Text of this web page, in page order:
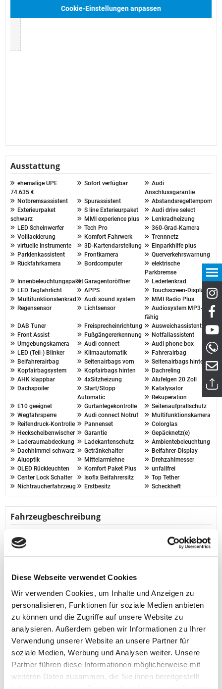
Diese Webseite verwendet Cookies
Wir verwenden Cookies, um Inhalte und Anzeigen zu
personalisieren, Funktionen für soziale Medien anbieten
zu können und die Zugriffe auf unsere Website zu
analysieren. Außerdem geben wir Informationen zu Ihrer
Verwendung unserer Website an unsere Partner für
soziale Medien, Werbung und Analysen weiter. Unsere
Partner führen diese Informationen möglicherweise mit
weiteren Daten zusammen, die Sie ihnen bereitgestellt
Cookie-Einstellungen anpassen
Ausstattung
ehemalige UPE
74.635 €
Sofort verfügbar
Audi
Anschlussgarantie
Notbremsassistent
Spurassistent
Abstandsregeltempomat
Exterieurpaket
schwarz
S line Exterieurpaket
Audi drive select
MMI experience plus
Lenkradheizung
LED Scheinwerfer
Tech Pro
360-Grad-Kamera
Volllackierung
Komfort Fahrwerk
Trennnetz
virtuelle Instrumente
3D-Kartendarstellung
Einparkhilfe plus
Parklenkassistent
Frontkamera
Querverkehrswarnung
Rückfahrkamera
Bordcomputer
elektrische
Parkbremse
InnenbeleuchtungspaketGaragentoröffner
Lederlenkrad
LED Tagfahrlicht
APPS
Touchscreen-Display
Multifunktionslenkrad
Audi sound system
MMI Radio Plus
Regensensor
Lichtsensor
Audiosystem MP3-
fähig
DAB Tuner
Freisprecheinrichtung
Ausweichassistent
Front Assist
Fußgängererkennung
Notfallassistent
Umgebungskamera
Audi connect
Audi phone box
LED (Teil-) Blinker
Klimaautomatik
Fahrerairbag
Beifahrerairbag
Seitenairbags vorn
Seitenairbags hinten
Kopfairbagsystem
Kopfairbags hinten
Dachreling
AHK klappbar
4xSitzheizung
Alufelgen 20 Zoll
Dachspoiler
Start/Stopp
Automatic
Katalysator
Rekuperation
E10 geeignet
Gurtanlegekontrolle
Seitenaufprallschutz
Wegfahrsperre
Audi connect Notruf
Multifunktionskamera
Reifendruck-Kontrolle
Pannenset
Colorglas
Heckscheibenwischer
Garantie
Gepäcknetz(e)
Laderaumabdeckung
Ladekantenschutz
Ambientebeleuchtung
Dachhimmel schwarz
Getränkehalter
Beifahrer-Display
Aluoptik
Mittelarmlehne
Drehzahlmesser
OLED Rückleuchten
Komfort Paket Plus
unfallfrei
Center Lock Schalter
Isofix Beifahrersitz
Top Tether
Nichtraucherfahrzeug
Erstbesitz Scheckheft
Fahrzeugbeschreibung
Herstellerinformation Audi:
AUDI AG Auto-Union-Str. 1 85057 Ingolstadt
* Tech Pro
* Komfort Paket Plus
* Garantie
Assistenzsysteme:
* Abstandsregeltempomat
* adaptive Fahrassistent plus
* Assistenzpaket Schu ...